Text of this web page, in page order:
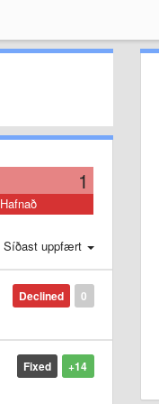
1
Hafnað
Síðast uppfært
0
Declined
+14
Fixed